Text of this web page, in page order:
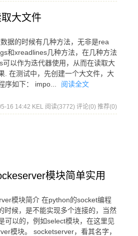
大文件
据的时候有几种方法，无非是rea
和xreadlines几种方法，在几种方法
以作为迭代器使用，从而在读取大
. 在测试中，先创建一个大文件，大
序如下： impo...
阅读全文
16 14:42 KEL 阅读(3772) 评论(0) 推荐(0)
模块简单实用
模块简介 在python的socket编程
时候，是不能实现多个连接的，当然
可以的，例如select模块，在这里见
模块。 socketserver，看其名字，